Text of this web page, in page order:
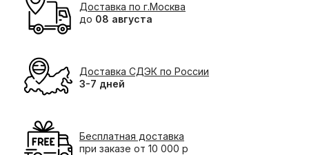
Доставка по г.Москва
до 08 августа
Доставка СДЭК по России
3-7 дней
Бесплатная доставка
при заказе от 10 000 р